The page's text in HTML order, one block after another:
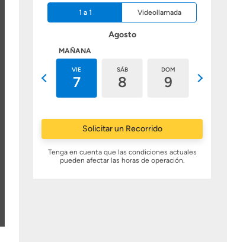
1 a 1 Videollamada
Agosto
MAÑANA
VIE
7
SÁB
8
DOM
9
Solicitar un Recorrido
Tenga en cuenta que las condiciones actuales
pueden afectar las horas de operación.